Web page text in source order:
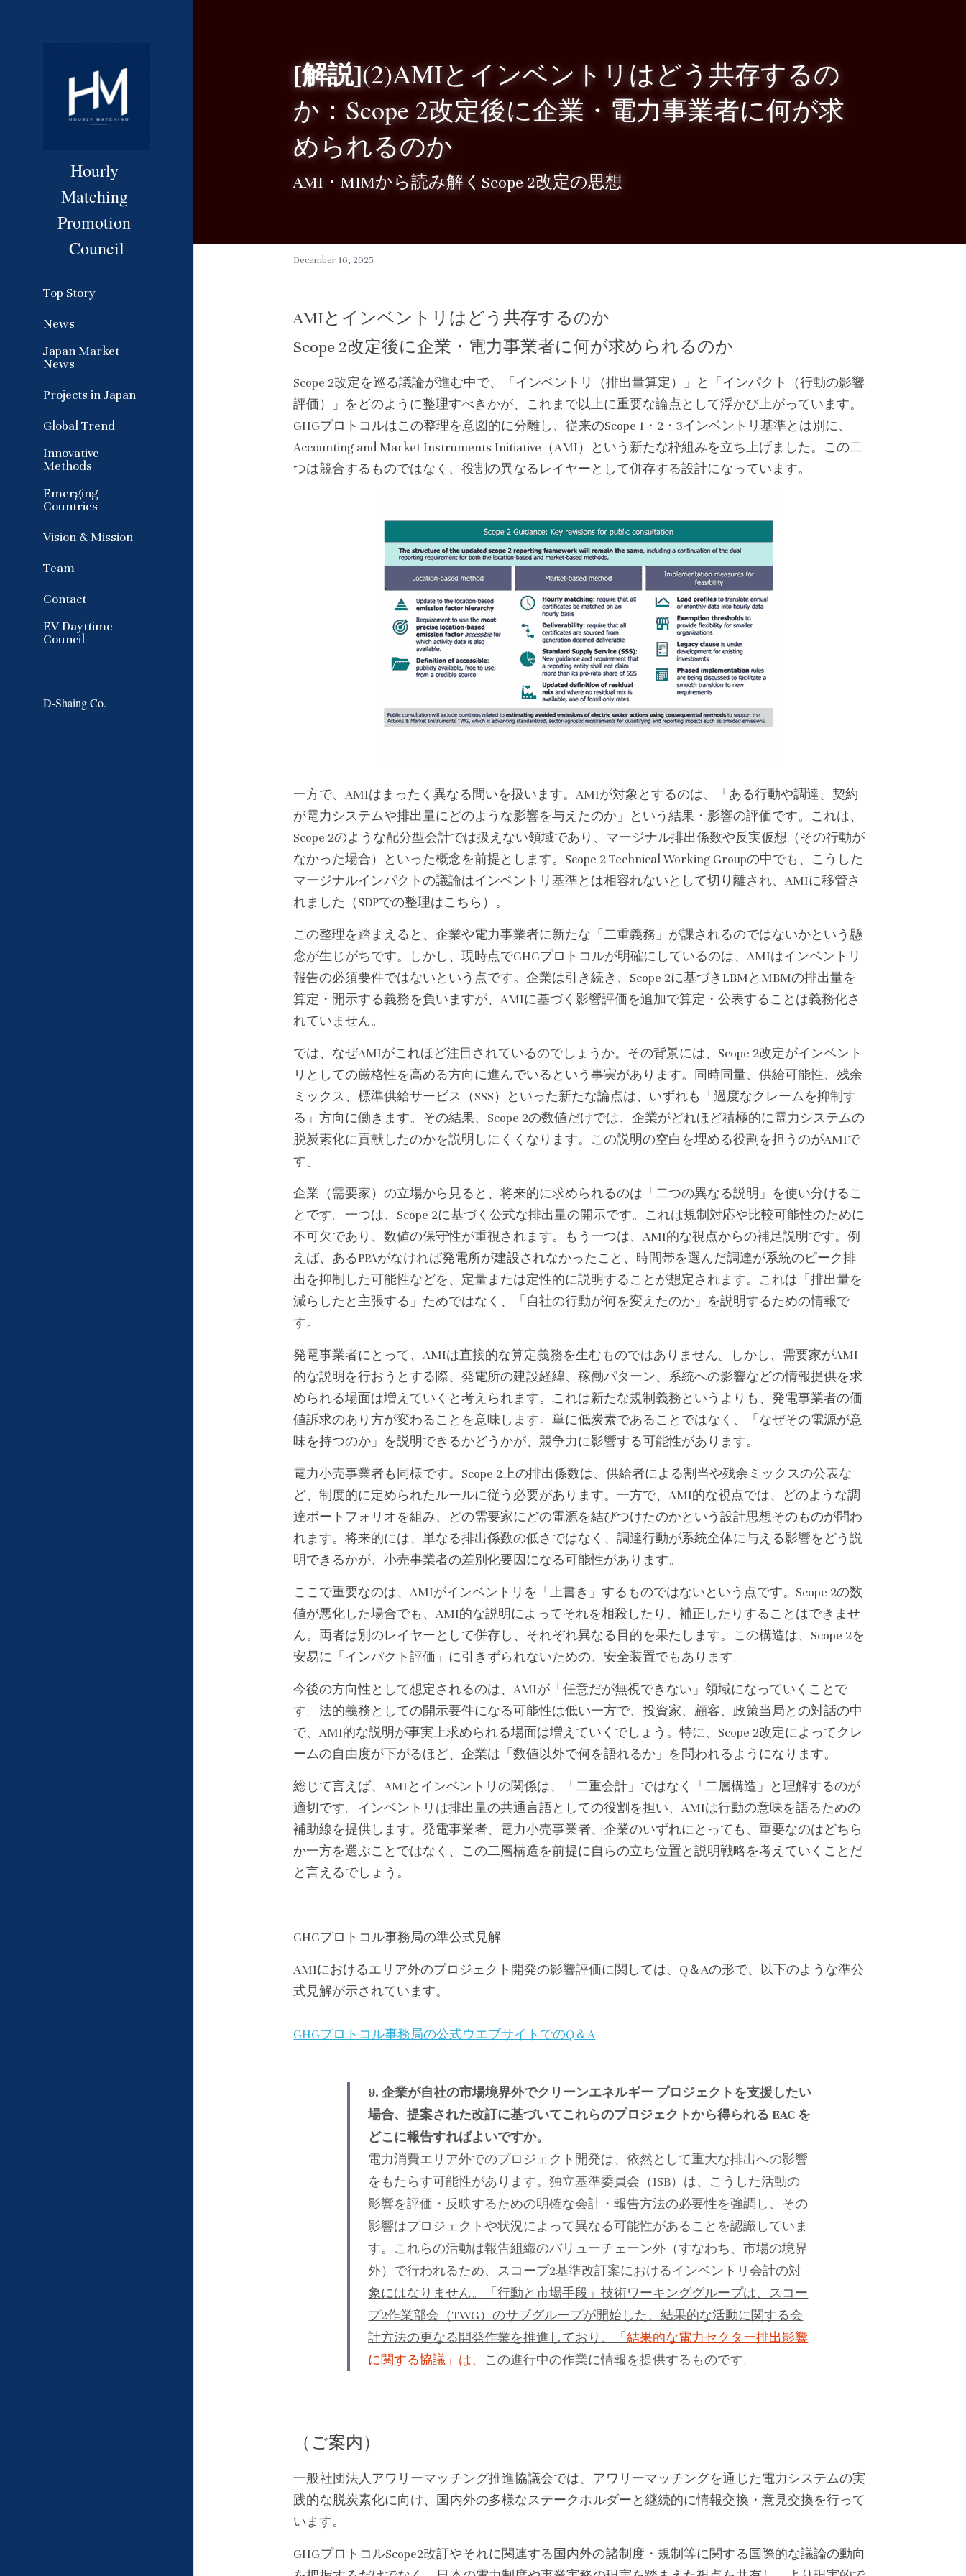
Hourly
Matching
Promotion
Council
Top Story
News
Japan Market
News
Projects in Japan
Global Trend
Innovative
Methods
Emerging
Countries
Vision & Mission
Team
Contact
EV Dayttime
Council
D-Shaing Co.
[解説](2)AMIとインベントリはどう共存するの
か：Scope 2改定後に企業・電力事業者に何が求
められるのか
AMI・MIMから読み解くScope 2改定の思想
December 16, 2025
AMIとインベントリはどう共存するのか
Scope 2改定後に企業・電力事業者に何が求められるのか
Scope 2改定を巡る議論が進む中で、「インベントリ（排出量算定）」と「インパクト（行動の影響
評価）」をどのように整理すべきかが、これまで以上に重要な論点として浮かび上がっています。
GHGプロトコルはこの整理を意図的に分離し、従来のScope 1・2・3インベントリ基準とは別に、
Accounting and Market Instruments Initiative（AMI）という新たな枠組みを立ち上げました。この二
つは競合するものではなく、役割の異なるレイヤーとして併存する設計になっています。
一方で、AMIはまったく異なる問いを扱います。AMIが対象とするのは、「ある行動や調達、契約
が電力システムや排出量にどのような影響を与えたのか」という結果・影響の評価です。これは、
Scope 2のような配分型会計では扱えない領域であり、マージナル排出係数や反実仮想（その行動が
なかった場合）といった概念を前提とします。Scope 2 Technical Working Groupの中でも、こうした
マージナルインパクトの議論はインベントリ基準とは相容れないとして切り離され、AMIに移管さ
れました（SDPでの整理はこちら）。
この整理を踏まえると、企業や電力事業者に新たな「二重義務」が課されるのではないかという懸
念が生じがちです。しかし、現時点でGHGプロトコルが明確にしているのは、AMIはインベントリ
報告の必須要件ではないという点です。企業は引き続き、Scope 2に基づきLBMとMBMの排出量を
算定・開示する義務を負いますが、AMIに基づく影響評価を追加で算定・公表することは義務化さ
れていません。
では、なぜAMIがこれほど注目されているのでしょうか。その背景には、Scope 2改定がインベント
リとしての厳格性を高める方向に進んでいるという事実があります。同時同量、供給可能性、残余
ミックス、標準供給サービス（SSS）といった新たな論点は、いずれも「過度なクレームを抑制す
る」方向に働きます。その結果、Scope 2の数値だけでは、企業がどれほど積極的に電力システムの
脱炭素化に貢献したのかを説明しにくくなります。この説明の空白を埋める役割を担うのがAMIで
す。
企業（需要家）の立場から見ると、将来的に求められるのは「二つの異なる説明」を使い分けるこ
とです。一つは、Scope 2に基づく公式な排出量の開示です。これは規制対応や比較可能性のために
不可欠であり、数値の保守性が重視されます。もう一つは、AMI的な視点からの補足説明です。例
えば、あるPPAがなければ発電所が建設されなかったこと、時間帯を選んだ調達が系統のピーク排
出を抑制した可能性などを、定量または定性的に説明することが想定されます。これは「排出量を
減らしたと主張する」ためではなく、「自社の行動が何を変えたのか」を説明するための情報で
す。
発電事業者にとって、AMIは直接的な算定義務を生むものではありません。しかし、需要家がAMI
的な説明を行おうとする際、発電所の建設経緯、稼働パターン、系統への影響などの情報提供を求
められる場面は増えていくと考えられます。これは新たな規制義務というよりも、発電事業者の価
値訴求のあり方が変わることを意味します。単に低炭素であることではなく、「なぜその電源が意
味を持つのか」を説明できるかどうかが、競争力に影響する可能性があります。
電力小売事業者も同様です。Scope 2上の排出係数は、供給者による割当や残余ミックスの公表な
ど、制度的に定められたルールに従う必要があります。一方で、AMI的な視点では、どのような調
達ポートフォリオを組み、どの需要家にどの電源を結びつけたのかという設計思想そのものが問わ
れます。将来的には、単なる排出係数の低さではなく、調達行動が系統全体に与える影響をどう説
明できるかが、小売事業者の差別化要因になる可能性があります。
ここで重要なのは、AMIがインベントリを「上書き」するものではないという点です。Scope 2の数
値が悪化した場合でも、AMI的な説明によってそれを相殺したり、補正したりすることはできませ
ん。両者は別のレイヤーとして併存し、それぞれ異なる目的を果たします。この構造は、Scope 2を
安易に「インパクト評価」に引きずられないための、安全装置でもあります。
今後の方向性として想定されるのは、AMIが「任意だが無視できない」領域になっていくことで
す。法的義務としての開示要件になる可能性は低い一方で、投資家、顧客、政策当局との対話の中
で、AMI的な説明が事実上求められる場面は増えていくでしょう。特に、Scope 2改定によってクレ
ームの自由度が下がるほど、企業は「数値以外で何を語れるか」を問われるようになります。
総じて言えば、AMIとインベントリの関係は、「二重会計」ではなく「二層構造」と理解するのが
適切です。インベントリは排出量の共通言語としての役割を担い、AMIは行動の意味を語るための
補助線を提供します。発電事業者、電力小売事業者、企業のいずれにとっても、重要なのはどちら
か一方を選ぶことではなく、この二層構造を前提に自らの立ち位置と説明戦略を考えていくことだ
と言えるでしょう。
GHGプロトコル事務局の準公式見解
AMIにおけるエリア外のプロジェクト開発の影響評価に関しては、Q＆Aの形で、以下のような準公
式見解が示されています。
GHGプロトコル事務局の公式ウエブサイトでのQ＆A
9. 企業が自社の市場境界外でクリーンエネルギー プロジェクトを支援したい
場合、提案された改訂に基づいてこれらのプロジェクトから得られる EAC を
どこに報告すればよいですか。
電力消費エリア外でのプロジェクト開発は、依然として重大な排出への影響
をもたらす可能性があります。独立基準委員会（ISB）は、こうした活動の
影響を評価・反映するための明確な会計・報告方法の必要性を強調し、その
影響はプロジェクトや状況によって異なる可能性があることを認識していま
す。これらの活動は報告組織のバリューチェーン外（すなわち、市場の境界
外）で行われるため、 スコープ2基準改訂案におけるインベントリ会計の対
象にはなりません。「行動と市場手段」技術ワーキンググループは、スコー
プ2作業部会（TWG）のサブグループが開始した、結果的な活動に関する会
計方法の更なる開発作業を推進しており、「結果的な電力セクター排出影響
に関する協議」は、 この進行中の作業に情報を提供するものです。
（ご案内）
一般社団法人アワリーマッチング推進協議会では、アワリーマッチングを通じた電力システムの実
践的な脱炭素化に向け、国内外の多様なステークホルダーと継続的に情報交換・意見交換を行って
います。
GHGプロトコルScope2改訂やそれに関連する国内外の諸制度・規制等に関する国際的な議論の動向